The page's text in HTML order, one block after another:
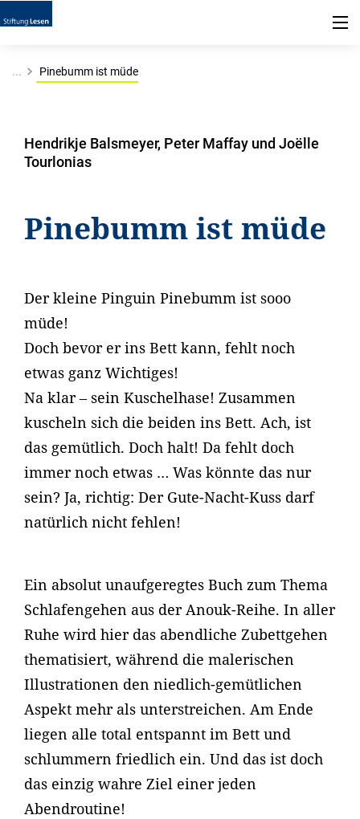
... Pinebumm ist müde
Hendrikje Balsmeyer, Peter Maffay und Joëlle
Tourlonias
Pinebumm ist müde
Der kleine Pinguin Pinebumm ist sooo
müde!
Doch bevor er ins Bett kann, fehlt noch
etwas ganz Wichtiges!
Na klar – sein Kuschelhase! Zusammen
kuscheln sich die beiden ins Bett. Ach, ist
das gemütlich. Doch halt! Da fehlt doch
immer noch etwas … Was könnte das nur
sein? Ja, richtig: Der Gute-Nacht-Kuss darf
natürlich nicht fehlen!
Ein absolut unaufgeregtes Buch zum Thema
Schlafengehen aus der Anouk-Reihe. In aller
Ruhe wird hier das abendliche Zubettgehen
thematisiert, während die malerischen
Illustrationen den niedlich-gemütlichen
Aspekt mehr als unterstreichen. Am Ende
liegen alle total entspannt im Bett und
schlummern friedlich ein. Und das ist doch
das einzig wahre Ziel einer jeden
Abendroutine!